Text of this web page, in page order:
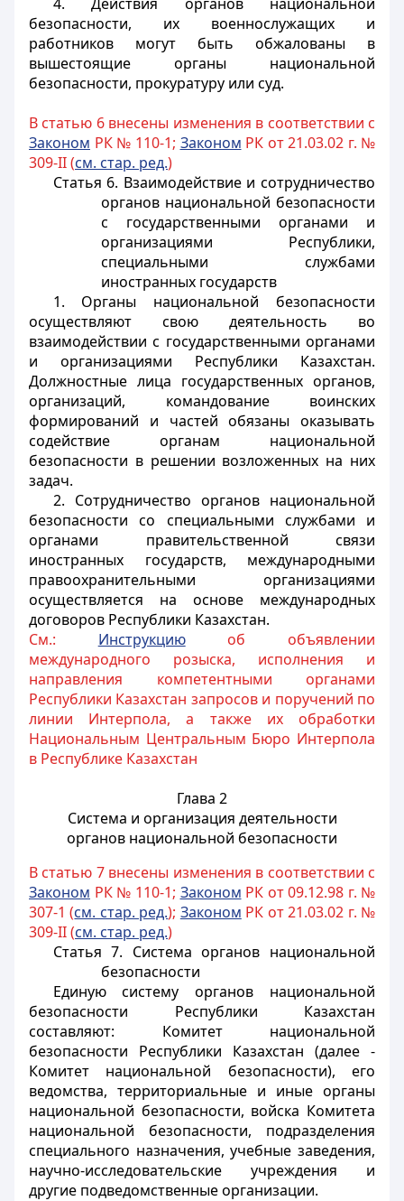
безопасности, их военнослужащих и
работников могут быть обжалованы в
вышестоящие органы национальной
безопасности, прокуратуру или суд.
В статью 6 внесены изменения в соответствии с
Законом РК № 110-1; Законом РК от 21.03.02 г. №
309-II (см. стар. ред.)
Статья 6. Взаимодействие и сотрудничество
органов национальной безопасности
с государственными органами и
организациями Республики,
специальными службами
иностранных государств
1. Органы национальной безопасности
осуществляют свою деятельность во
взаимодействии с государственными органами
и организациями Республики Казахстан.
Должностные лица государственных органов,
организаций, командование воинских
формирований и частей обязаны оказывать
содействие органам национальной
безопасности в решении возложенных на них
задач.
2. Сотрудничество органов национальной
безопасности со специальными службами и
органами правительственной связи
иностранных государств, международными
правоохранительными организациями
осуществляется на основе международных
договоров Республики Казахстан.
См.: Инструкциюоб объявлении
международного розыска, исполнения и
направления компетентными органами
Республики Казахстан запросов и поручений по
линии Интерпола, а также их обработки
Национальным Центральным Бюро Интерпола
в Республике Казахстан
Глава 2
Система и организация деятельности
органов национальной безопасности
В статью 7 внесены изменения в соответствии с
Законом РК № 110-1; Законом РК от 09.12.98 г. №
307-1 (см. стар. ред.); Законом РК от 21.03.02 г. №
309-II (см. стар. ред.)
Статья 7. Система органов национальной
безопасности
Единую систему органов национальной
безопасности Республики Казахстан
составляют: Комитет национальной
безопасности Республики Казахстан (далее -
Комитет национальной безопасности), его
ведомства, территориальные и иные органы
национальной безопасности, войска Комитета
национальной безопасности, подразделения
специального назначения, учебные заведения,
научно-исследовательские учреждения и
другие подведомственные организации.